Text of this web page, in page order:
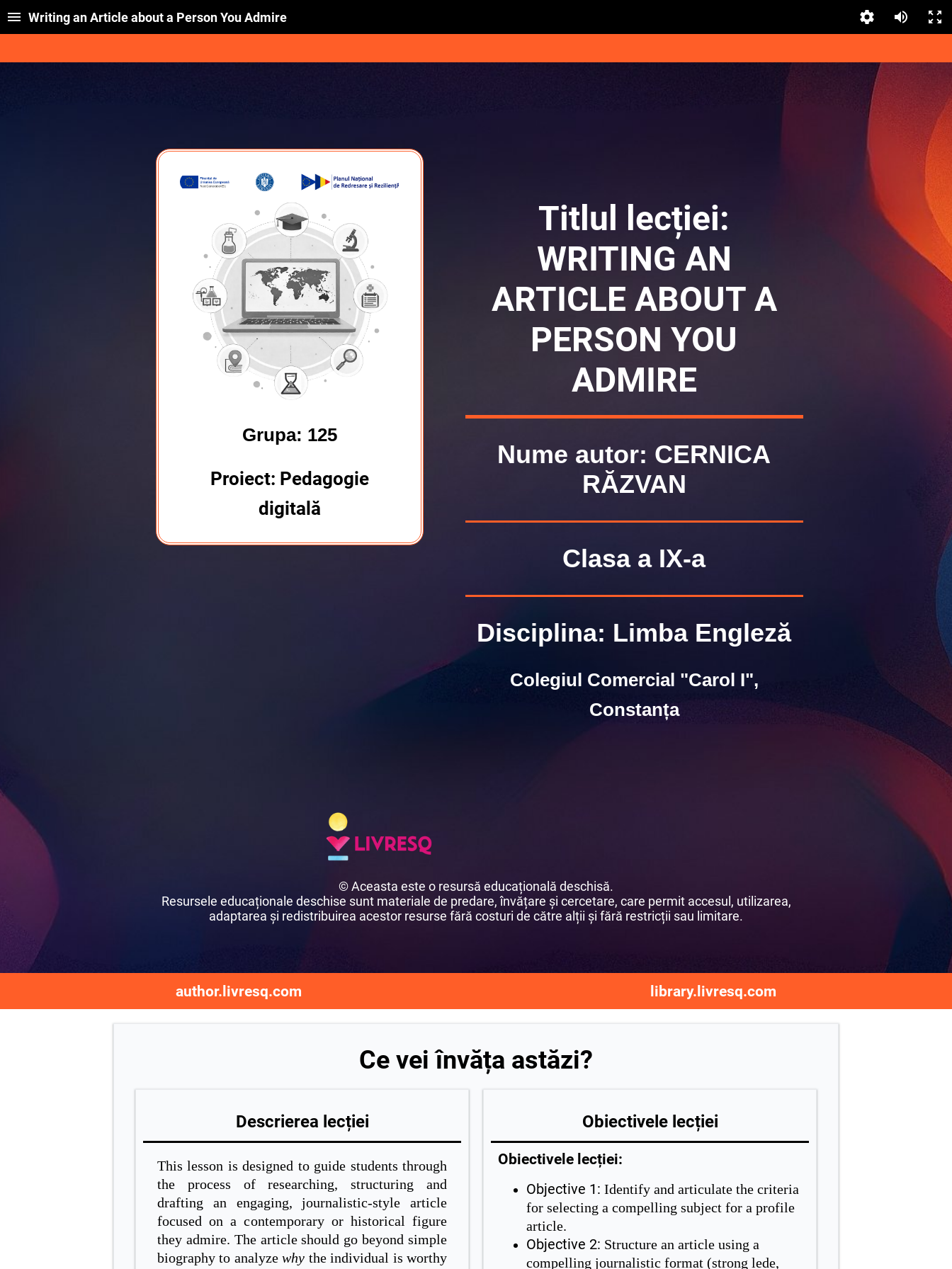
Writing an Article about a Person You Admire
Grupa: 125
Proiect: Pedagogie
digitală
Titlul lecției:
WRITING AN
ARTICLE ABOUT A
PERSON YOU
ADMIRE
Nume autor: CERNICA
RĂZVAN
Clasa a IX-a
Disciplina: Limba Engleză
Colegiul Comercial "Carol I",
Constanța
© Aceasta este o resursă educațională deschisă.
Resursele educaționale deschise sunt materiale de predare, învățare și cercetare, care permit accesul, utilizarea,
adaptarea și redistribuirea acestor resurse fără costuri de către alții și fără restricții sau limitare.
author.livresq.com library.livresq.com
Ce vei învăța astăzi?
Descrierea lecției
This lesson is designed to guide students through
the process of researching, structuring and
drafting an engaging, journalistic-style article
focused on a contemporary or historical figure
they admire. The article should go beyond simple
biography to analyzewhy the individual is worthy
Obiectivele lecției
Obiectivele lecției:
Objective 1: Identify and articulate the criteria
for selecting a compelling subject for a profile
article.
Objective 2: Structure an article using a
compelling journalistic format (strong lede,